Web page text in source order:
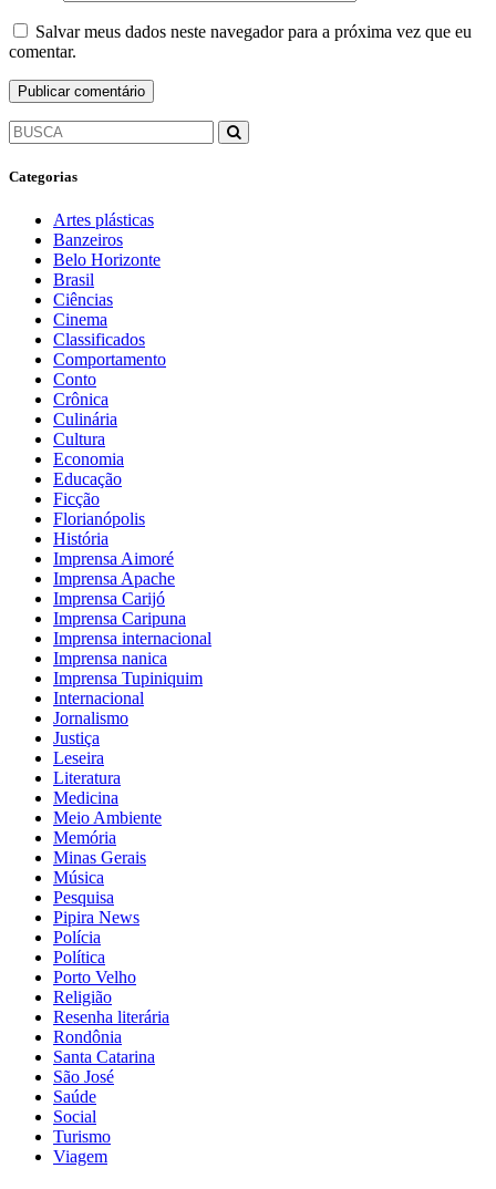
Salvar meus dados neste navegador para a próxima vez que eu
comentar.
Categorias
Artes plásticas
Banzeiros
Belo Horizonte
Brasil
Ciências
Cinema
Classificados
Comportamento
Conto
Crônica
Culinária
Cultura
Economia
Educação
Ficção
Florianópolis
História
Imprensa Aimoré
Imprensa Apache
Imprensa Carijó
Imprensa Caripuna
Imprensa internacional
Imprensa nanica
Imprensa Tupiniquim
Internacional
Jornalismo
Justiça
Leseira
Literatura
Medicina
Meio Ambiente
Memória
Minas Gerais
Música
Pesquisa
Pipira News
Polícia
Política
Porto Velho
Religião
Resenha literária
Rondônia
Santa Catarina
São José
Saúde
Social
Turismo
Viagem